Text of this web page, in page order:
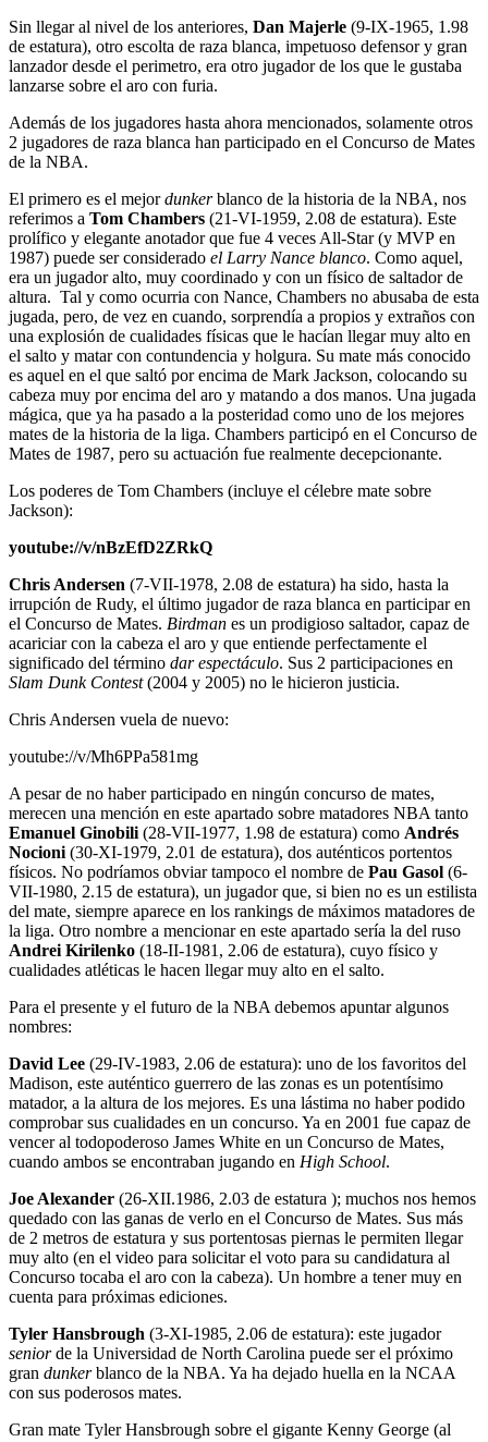
Sin llegar al nivel de los anteriores, Dan Majerle (9-IX-1965, 1.98
de estatura), otro escolta de raza blanca, impetuoso defensor y gran
lanzador desde el perimetro, era otro jugador de los que le gustaba
lanzarse sobre el aro con furia.
Además de los jugadores hasta ahora mencionados, solamente otros
2 jugadores de raza blanca han participado en el Concurso de Mates
de la NBA.
El primero es el mejordunkerblanco de la historia de la NBA, nos
referimos a Tom Chambers (21-VI-1959, 2.08 de estatura). Este
prolífico y elegante anotador que fue 4 veces All-Star (y MVP en
1987) puede ser considerado el Larry Nance blanco. Como aquel,
era un jugador alto, muy coordinado y con un físico de saltador de
altura. Tal y como ocurria con Nance, Chambers no abusaba de esta
jugada, pero, de vez en cuando, sorprendía a propios y extraños con
una explosión de cualidades físicas que le hacían llegar muy alto en
el salto y matar con contundencia y holgura. Su mate más conocido
es aquel en el que saltó por encima de Mark Jackson, colocando su
cabeza muy por encima del aro y matando a dos manos. Una jugada
mágica, que ya ha pasado a la posteridad como uno de los mejores
mates de la historia de la liga. Chambers participó en el Concurso de
Mates de 1987, pero su actuación fue realmente decepcionante.
Los poderes de Tom Chambers (incluye el célebre mate sobre
Jackson):
youtube://v/nBzEfD2ZRkQ
Chris Andersen (7-VII-1978, 2.08 de estatura) ha sido, hasta la
irrupción de Rudy, el último jugador de raza blanca en participar en
el Concurso de Mates. Birdman es un prodigioso saltador, capaz de
acariciar con la cabeza el aro y que entiende perfectamente el
significado del término dar espectáculo. Sus 2 participaciones en
Slam Dunk Contest(2004 y 2005) no le hicieron justicia.
Chris Andersen vuela de nuevo:
youtube://v/Mh6PPa581mg
A pesar de no haber participado en ningún concurso de mates,
merecen una mención en este apartado sobre matadores NBA tanto
Emanuel Ginobili (28-VII-1977, 1.98 de estatura) como Andrés
Nocioni (30-XI-1979, 2.01 de estatura), dos auténticos portentos
físicos. No podríamos obviar tampoco el nombre de Pau Gasol (6-
VII-1980, 2.15 de estatura), un jugador que, si bien no es un estilista
del mate, siempre aparece en los rankings de máximos matadores de
la liga. Otro nombre a mencionar en este apartado sería la del ruso
Andrei Kirilenko (18-II-1981, 2.06 de estatura), cuyo físico y
cualidades atléticas le hacen llegar muy alto en el salto.
Para el presente y el futuro de la NBA debemos apuntar algunos
nombres:
David Lee (29-IV-1983, 2.06 de estatura): uno de los favoritos del
Madison, este auténtico guerrero de las zonas es un potentísimo
matador, a la altura de los mejores. Es una lástima no haber podido
comprobar sus cualidades en un concurso. Ya en 2001 fue capaz de
vencer al todopoderoso James White en un Concurso de Mates,
cuando ambos se encontraban jugando en High School.
Joe Alexander (26-XII.1986, 2.03 de estatura ); muchos nos hemos
quedado con las ganas de verlo en el Concurso de Mates. Sus más
de 2 metros de estatura y sus portentosas piernas le permiten llegar
muy alto (en el video para solicitar el voto para su candidatura al
Concurso tocaba el aro con la cabeza). Un hombre a tener muy en
cuenta para próximas ediciones.
Tyler Hansbrough (3-XI-1985, 2.06 de estatura): este jugador
seniorde la Universidad de North Carolina puede ser el próximo
gran dunkerblanco de la NBA. Ya ha dejado huella en la NCAA
con sus poderosos mates.
Gran mate Tyler Hansbrough sobre el gigante Kenny George (al